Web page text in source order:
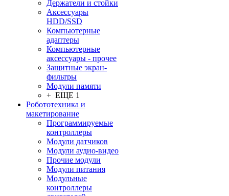
Держатели и стойки
Аксессуары
HDD/SSD
Компьютерные
адаптеры
Компьютерные
аксессуары - прочее
Защитные экран-
фильтры
Модули памяти
+ ЕЩЕ 1
Робототехника и
макетирование
Программируемые
контроллеры
Модули датчиков
Модули аудио-видео
Прочие модули
Модули питания
Модульные
контроллеры